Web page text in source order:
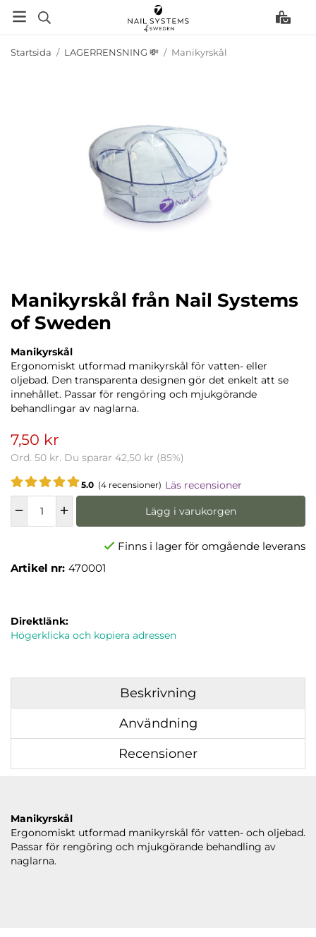
Startsida / LAGERRENSNING 💸 / Manikyrskål
Manikyrskål från Nail Systems
of Sweden
Manikyrskål
Ergonomiskt utformad manikyrskål för vatten- eller
oljebad. Den transparenta designen gör det enkelt att se
innehållet. Passar för rengöring och mjukgörande
behandlingar av naglarna.
7,50 kr
Ord. 50 kr. Du sparar 42,50 kr (85%)
5.0 (4 recensioner) Läs recensioner
Lägg i varukorgen
Finns i lager för omgående leverans
Artikel nr: 470001
Direktlänk:
Högerklicka och kopiera adressen
Beskrivning
Användning
Recensioner
Manikyrskål
Ergonomiskt utformad manikyrskål för vatten- och oljebad.
Passar för rengöring och mjukgörande behandling av
naglarna.